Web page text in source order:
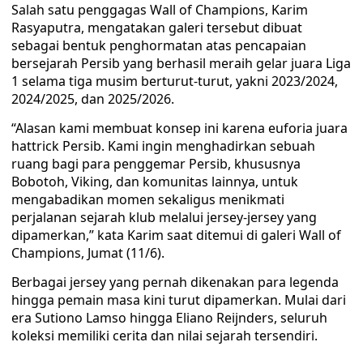
Salah satu penggagas Wall of Champions, Karim
Rasyaputra, mengatakan galeri tersebut dibuat
sebagai bentuk penghormatan atas pencapaian
bersejarah Persib yang berhasil meraih gelar juara Liga
1 selama tiga musim berturut-turut, yakni 2023/2024,
2024/2025, dan 2025/2026.
“Alasan kami membuat konsep ini karena euforia juara
hattrick Persib. Kami ingin menghadirkan sebuah
ruang bagi para penggemar Persib, khususnya
Bobotoh, Viking, dan komunitas lainnya, untuk
mengabadikan momen sekaligus menikmati
perjalanan sejarah klub melalui jersey-jersey yang
dipamerkan,” kata Karim saat ditemui di galeri Wall of
Champions, Jumat (11/6).
Berbagai jersey yang pernah dikenakan para legenda
hingga pemain masa kini turut dipamerkan. Mulai dari
era Sutiono Lamso hingga Eliano Reijnders, seluruh
koleksi memiliki cerita dan nilai sejarah tersendiri.